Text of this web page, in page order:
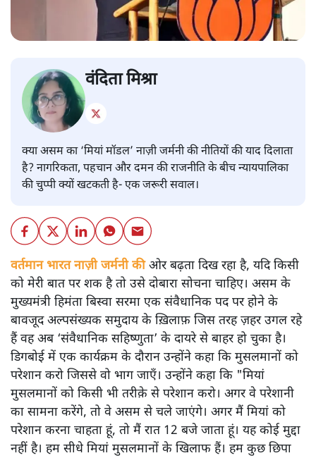
वंदिता मिश्रा
क्या असम का ‘मियां मॉडल’ नाज़ी जर्मनी की नीतियों की याद दिलाता
है? नागरिकता, पहचान और दमन की राजनीति के बीच न्यायपालिका
की चुप्पी क्यों खटकती है- एक जरूरी सवाल।
वर्तमान भारत नाज़ी जर्मनी कीओर बढ़ता दिख रहा है, यदि किसी
को मेरी बात पर शक है तो उसे दोबारा सोचना चाहिए। असम के
मुख्यमंत्री हिमंता बिस्वा सरमा एक संवैधानिक पद पर होने के
बावजूद अल्पसंख्यक समुदाय के ख़िलाफ़ जिस तरह ज़हर उगल रहे
हैं वह अब ‘संवैधानिक सहिष्णुता’ के दायरे से बाहर हो चुका है।
डिगबोई में एक कार्यक्रम के दौरान उन्होंने कहा कि मुसलमानों को
परेशान करो जिससे वो भाग जाएँ। उन्होंने कहा कि "मियां
मुसलमानों को किसी भी तरीक़े से परेशान करो। अगर वे परेशानी
का सामना करेंगे, तो वे असम से चले जाएंगे। अगर मैं मियां को
परेशान करना चाहता हूं, तो मैं रात 12 बजे जाता हूं। यह कोई मुद्दा
नहीं है। हम सीधे मियां मुसलमानों के खिलाफ हैं। हम कुछ छिपा